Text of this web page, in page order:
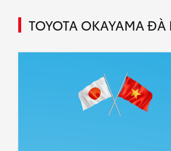
TOYOTA OKAYAMA